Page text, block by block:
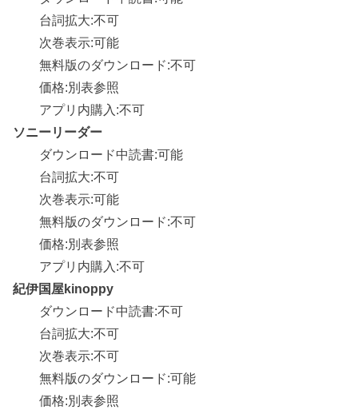
台詞拡大:不可
次巻表示:可能
無料版のダウンロード:不可
価格:別表参照
アプリ内購入:不可
ソニーリーダー
ダウンロード中読書:可能
台詞拡大:不可
次巻表示:可能
無料版のダウンロード:不可
価格:別表参照
アプリ内購入:不可
紀伊国屋kinoppy
ダウンロード中読書:不可
台詞拡大:不可
次巻表示:不可
無料版のダウンロード:可能
価格:別表参照